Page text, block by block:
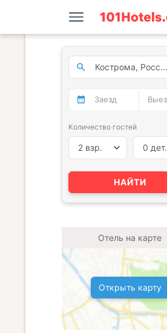
Количество гостей
2 взр. 0 дет.
НАЙТИ
Отель на карте
Открыть карту